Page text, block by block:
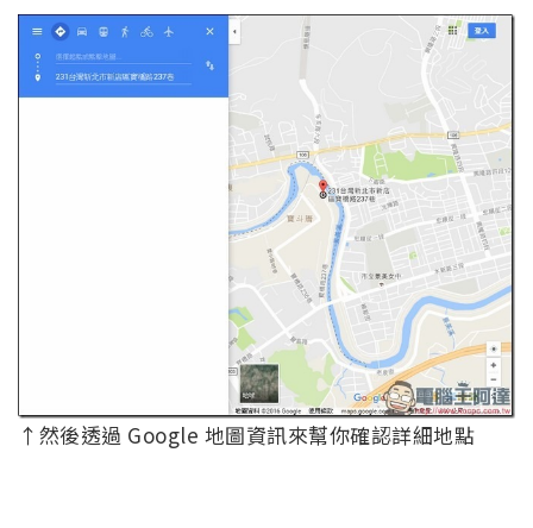
↑然後透過 Google 地圖資訊來幫你確認詳細地點